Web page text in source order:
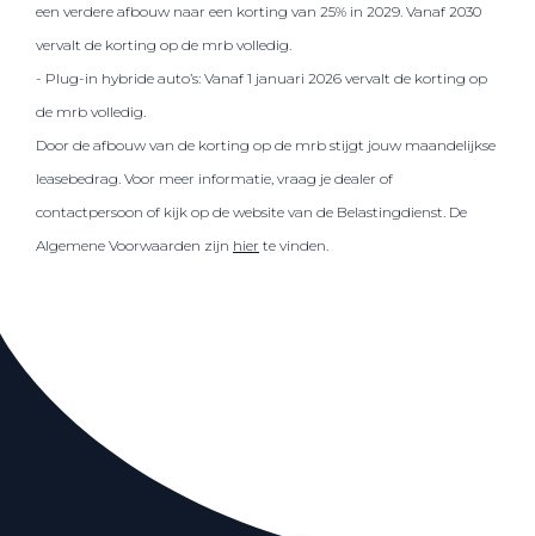
een verdere afbouw naar een korting van 25% in 2029. Vanaf 2030
vervalt de korting op de mrb volledig.
- Plug-in hybride auto’s: Vanaf 1 januari 2026 vervalt de korting op
de mrb volledig.
Door de afbouw van de korting op de mrb stijgt jouw maandelijkse
leasebedrag. Voor meer informatie, vraag je dealer of
contactpersoon of kijk op de website van de Belastingdienst. De
Algemene Voorwaarden zijn hier te vinden.